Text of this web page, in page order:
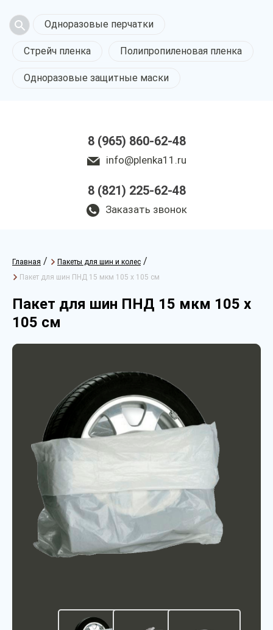
Одноразовые перчатки
Стрейч пленка Полипропиленовая пленка
Одноразовые защитные маски
8 (965) 860-62-48
info@plenka11.ru
8 (821) 225-62-48
Заказать звонок
Главная / Пакеты для шин и колес /
Пакет для шин ПНД 15 мкм 105 х 105 см
Пакет для шин ПНД 15 мкм 105 х
105 см